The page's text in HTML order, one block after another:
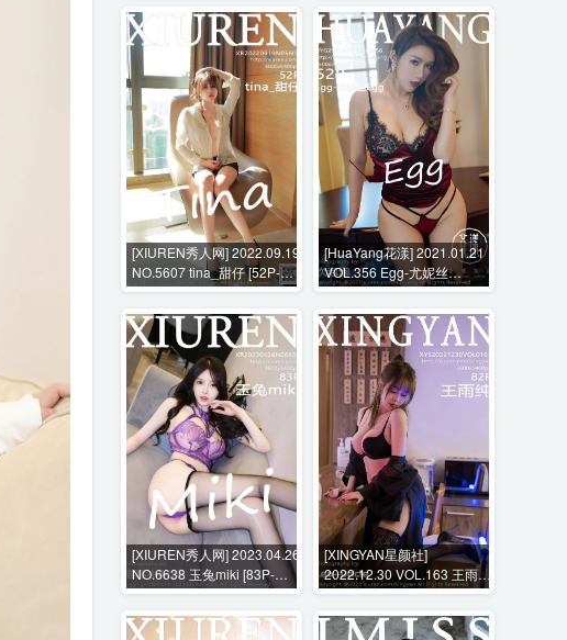
[XIUREN秀人网] 2022.09.19
NO.5607 tina_甜仔 [52P-
508MB]
[HuaYang花漾] 2021.01.21
VOL.356 Egg-尤妮丝
Egg[52P-601MB]
[XIUREN秀人网] 2023.04.26
NO.6638 玉兔miki [83P-
808MB]
[XINGYAN星颜社]
2022.12.30 VOL.163 王雨纯
[82P-714MB]